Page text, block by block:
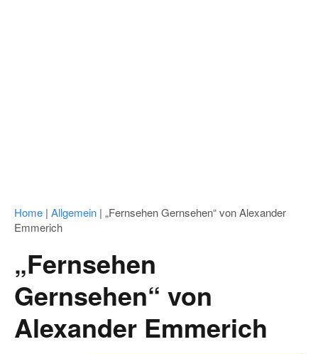
Home | Allgemein | „Fernsehen Gernsehen“ von Alexander
Emmerich
„Fernsehen
Gernsehen“ von
Alexander Emmerich